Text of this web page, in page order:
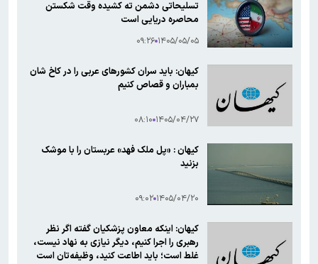
تسلیحاتی دشمن ته کشیده وقت شکستن
محاصره دریایی است
۱۴۰۵/۰۵/۰۵ ۰۹:۲۶
کیهان: باید سران کشورهای عربی را در کاخ شان
بمباران و قصاص کنیم
۱۴۰۵/۰۴/۲۷ ۰۸:۱۰
کیهان : «پل ملک فهد» عربستان را با موشک
بزنید
۱۴۰۵/۰۴/۲۰ ۰۹:۰۲
کیهان: اینکه معاون پزشکیان گفته اگر نظر
رهبری را اجرا کنیم، دیگر نیازی به نهاد نیست،
غلط است؛ باید اطاعت کنید، وظیفه‌تان است